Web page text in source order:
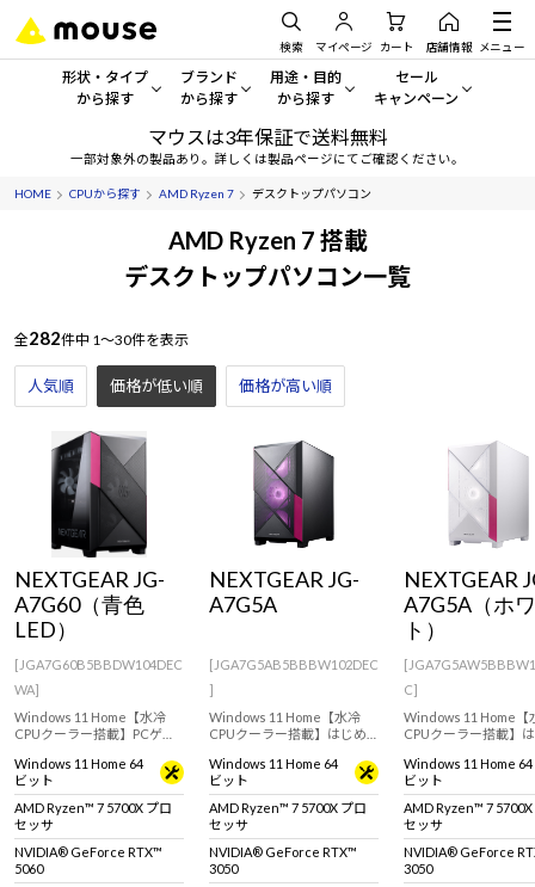
検索 マイページ カート 店舗情報 メニュー
形状・タイプ
から探す
形状・タイプから探す をすべてみる
デスクトップPC
サーバー
ワークステーション
ディスプレイ
Windows 11
ブランド
から探す
mouse
G TUNE
NEXTGEAR
MousePro
Windows 11|Copilot+ PC
用途・目的
から探す
一般向けパソコン
ゲーミングPC・ゲーム向けパソコン
クリエイティブ向け
学習向けパソコン
AIおすすめパソコン
Windows 11
セール
キャンペーン
セール・キャンペー
アウトレットパソコン
Copilot+ PC
マウスは3年保証で送料無料
一部対象外の製品あり。詳しくは製品ページにてご確認ください。
HOME CPUから探す AMD Ryzen 7 デスクトップパソコン
AMD Ryzen 7 搭載
デスクトップパソコン一覧
全282件中 1～30件を表示
人気順 価格が低い順 価格が高い順
NEXTGEAR JG-
A7G60（青色
LED）
[JGA7G60B5BBDW104DEC
WA]
Windows 11 Home【水冷
CPUクーラー搭載】PCゲー
向け。GeForce RTX 5060 &
AMD Ryzen 7 5700X搭載の
ミニタワー型デスクトップ
PC。
Windows 11 Home 64
ビット
AMD Ryzen™ 7 5700X プロ
セッサ
NVIDIA® GeForce RTX™
5060
NEXTGEAR JG-
A7G5A
[JGA7G5AB5BBBW102DEC
]
Windows 11 Home【水冷
CPUクーラー搭載】はじめ
め！設置場所に困らないミ
ニタワーケース。RTX 3050
搭載モデル。
Windows 11 Home 64
ビット
AMD Ryzen™ 7 5700X プロ
セッサ
NVIDIA® GeForce RTX™
3050
NEXTGEAR
A7G5A（ホ
ト）
C]
Windows 11 Home【
CPUクーラー搭載】
め！設置場所に困ら
ニタワーケース。
搭載モデル。
Windows 11 Home 64
ビット
AMD Ryzen™ 7 5700X
セッサ
NVIDIA® GeForce
3050